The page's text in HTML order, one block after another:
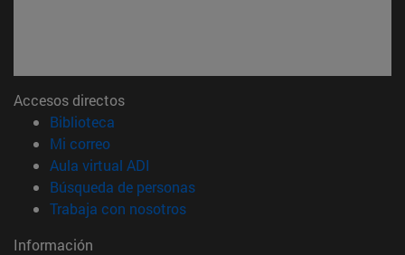
Accesos directos
Biblioteca
Mi correo(abre en nueva ventana)
Aula virtual ADI
Búsqueda de personas(abre en nueva ventana)
Trabaja con nosotros(abre en nueva ventana)
Información